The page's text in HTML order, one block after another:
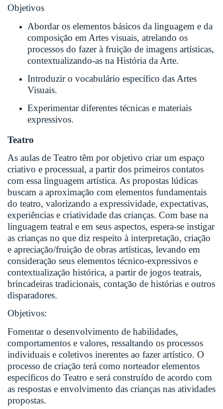
Objetivos
Abordar os elementos básicos da linguagem e da
composição em Artes visuais, atrelando os
processos do fazer à fruição de imagens artísticas,
contextualizando-as na História da Arte.
Introduzir o vocabulário específico das Artes
Visuais.
Experimentar diferentes técnicas e materiais
expressivos.
Teatro
As aulas de Teatro têm por objetivo criar um espaço
criativo e processual, a partir dos primeiros contatos
com essa linguagem artística. As propostas lúdicas
buscam a aproximação com elementos fundamentais
do teatro, valorizando a expressividade, expectativas,
experiências e criatividade das crianças. Com base na
linguagem teatral e em seus aspectos, espera-se instigar
as crianças no que diz respeito à interpretação, criação
e apreciação/fruição de obras artísticas, levando em
consideração seus elementos técnico-expressivos e
contextualização histórica, a partir de jogos teatrais,
brincadeiras tradicionais, contação de histórias e outros
disparadores.
Objetivos:
Fomentar o desenvolvimento de habilidades,
comportamentos e valores, ressaltando os processos
individuais e coletivos inerentes ao fazer artístico. O
processo de criação terá como norteador elementos
específicos do Teatro e será construído de acordo com
as respostas e envolvimento das crianças nas atividades
propostas.